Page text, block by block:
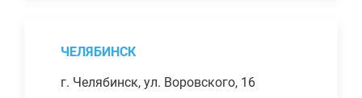
ЧЕЛЯБИНСК
г. Челябинск, ул. Воровского, 16